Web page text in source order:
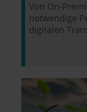
Von On-
notwendige
digitalen